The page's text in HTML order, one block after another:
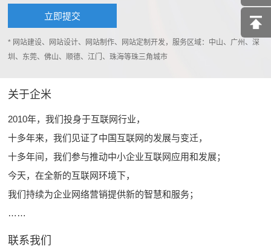
* 网站建设、网站设计、网站制作、网站定制开发，服务区域：中山、广州、深
圳、东莞、佛山、顺德、江门、珠海等珠三角城市
关于企米
2010年，我们投身于互联网行业，
十多年来，我们见证了中国互联网的发展与变迁，
十多年间，我们参与推动中小企业互联网应用和发展；
今天，在全新的互联网环境下，
我们持续为企业网络营销提供新的智慧和服务；
……
联系我们